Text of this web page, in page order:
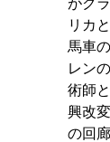
がク
リカ
馬車
レン
術師
興改
の回